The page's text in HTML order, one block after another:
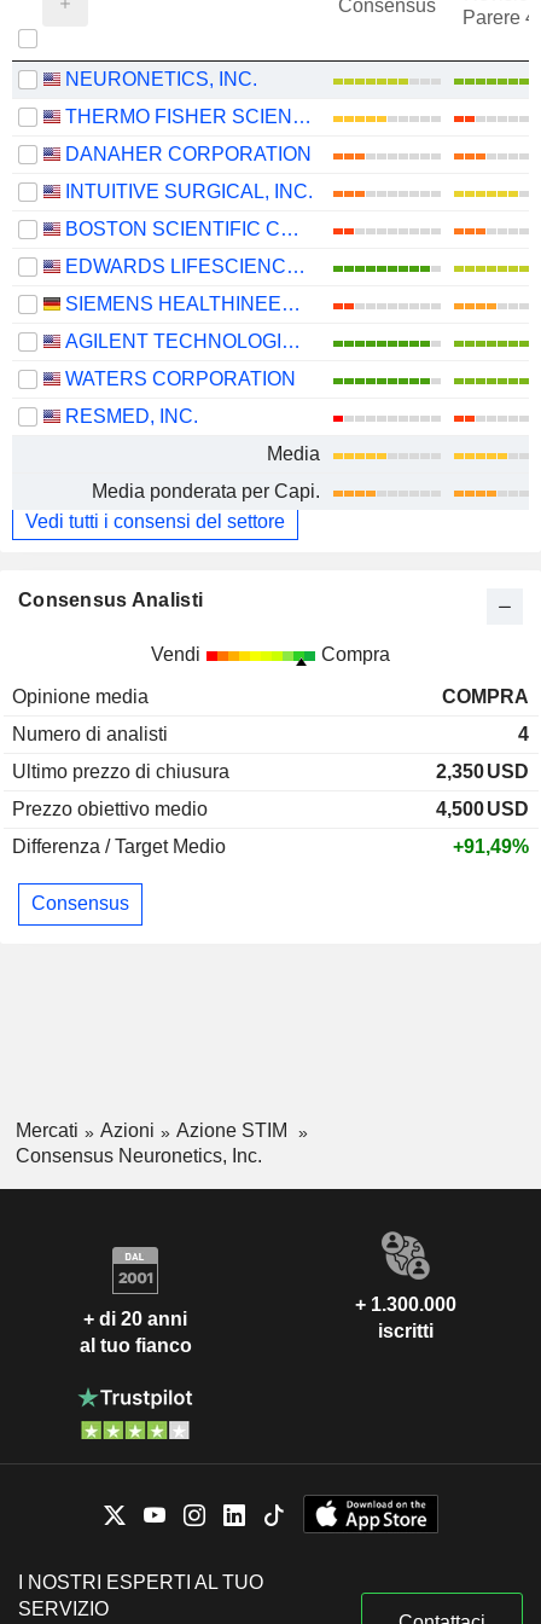
Consensus
Parere
NEURONETICS, INC.
THERMO FISHER SCIENTIFIC, INC.
DANAHER CORPORATION
INTUITIVE SURGICAL, INC.
BOSTON SCIENTIFIC CORPORATION
EDWARDS LIFESCIENCES CORPORATION
SIEMENS HEALTHINEERS AG
AGILENT TECHNOLOGIES, INC.
WATERS CORPORATION
RESMED, INC.
Media
Media ponderata per Capi.
Vedi tutti i consensi del settore
Consensus Analisti
Vendi Compra
Opinione media
COMPRA
Numero di analisti
4
Ultimo prezzo di chiusura
2,350USD
Prezzo obiettivo medio
4,500USD
Differenza / Target Medio
+91,49%
Consensus
Mercati Azioni
Azione STIM
Consensus Neuronetics, Inc.
+ di 20 anni
al tuo fianco
+ 1.300.000
iscritti
I NOSTRI ESPERTI AL TUO
SERVIZIO